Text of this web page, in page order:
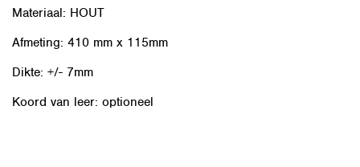
Materiaal: HOUT
Afmeting: 410 mm x 115mm
Dikte: +/- 7mm
Koord van leer: optioneel